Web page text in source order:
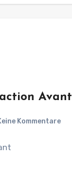
Avant
Kommentare